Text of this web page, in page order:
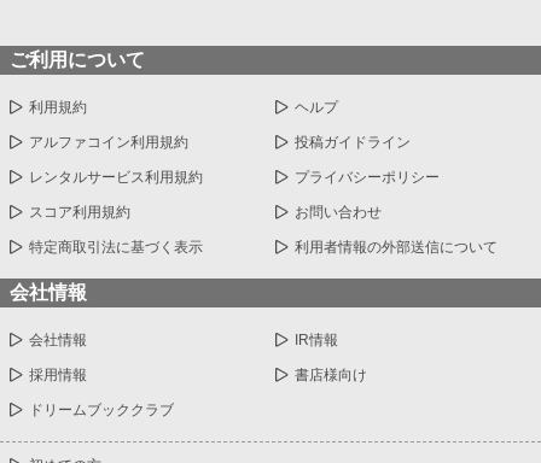
ご利用について
利用規約 ヘルプ
アルファコイン利用規約 投稿ガイドライン
レンタルサービス利用規約 プライバシーポリシー
スコア利用規約 お問い合わせ
特定商取引法に基づく表示 利用者情報の外部送信について
会社情報
会社情報 IR情報
採用情報 書店様向け
ドリームブッククラブ